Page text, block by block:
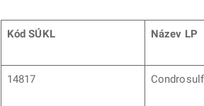
Kód SÚKL Název LP
14817